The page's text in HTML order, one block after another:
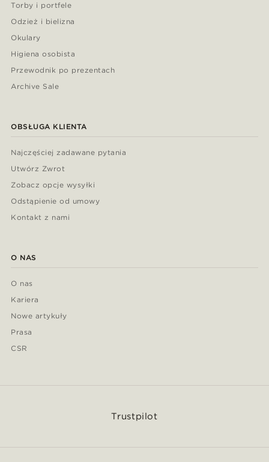
Torby i portfele
Odzież i bielizna
Okulary
Higiena osobista
Przewodnik po prezentach
Archive Sale
OBSŁUGA KLIENTA
Najczęściej zadawane pytania
Utwórz Zwrot
Zobacz opcje wysyłki
Odstąpienie od umowy
Kontakt z nami
O NAS
O nas
Kariera
Nowe artykuły
Prasa
CSR
Trustpilot